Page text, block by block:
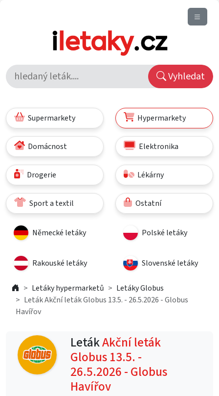
Vyhledat
Supermarkety Hypermarkety
Domácnost Elektronika
Drogerie Lékárny
Sport a textil Ostatní
Německé letáky Polské letáky
Rakouské letáky Slovenské letáky
Letáky hypermarketů
Letáky Globus
Leták Akční leták Globus 13.5. - 26.5.2026 - Globus
Havířov
LetákAkční leták
Globus 13.5. -
26.5.2026 - Globus
Havířov